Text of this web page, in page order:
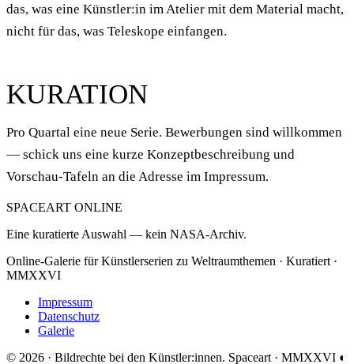
das, was eine Künstler:in im Atelier mit dem Material macht,
nicht für das, was Teleskope einfangen.
KURATION
Pro Quartal eine neue Serie. Bewerbungen sind willkommen
— schick uns eine kurze Konzeptbeschreibung und
Vorschau-Tafeln an die Adresse im Impressum.
SPACEART ONLINE
Eine kuratierte Auswahl — kein NASA-Archiv.
Online-Galerie für Künstlerserien zu Weltraumthemen · Kuratiert ·
MMXXVI
Impressum
Datenschutz
Galerie
© 2026 · Bildrechte bei den Künstler:innen. Spaceart · MMXXVI ◐